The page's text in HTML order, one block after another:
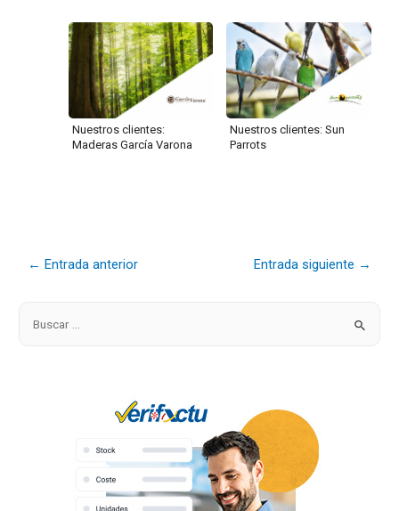
Nuestros clientes:
Maderas García Varona
Nuestros clientes: Sun
Parrots
← Entrada anterior Entrada siguiente →